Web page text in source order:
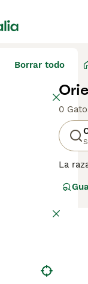
Borrar todo
0
La